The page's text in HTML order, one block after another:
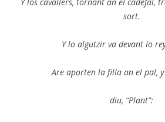
sort.
Y lo algutzir va devant lo
Are aporten la filla an el pal,
diu, “Plant”: